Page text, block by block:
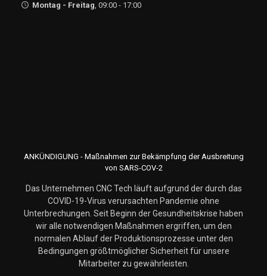
Montag - Freitag, 09:00 - 17:00
ANKÜNDIGUNG - Maßnahmen zur Bekämpfung der Ausbreitung
von SARS-COV-2
Das Unternehmen CNC Tech läuft aufgrund der durch das
COVID-19-Virus verursachten Pandemie ohne
Unterbrechungen. Seit Beginn der Gesundheitskrise haben
wir alle notwendigen Maßnahmen ergriffen, um den
normalen Ablauf der Produktionsprozesse unter den
Bedingungen größtmöglicher Sicherheit für unsere
Mitarbeiter zu gewährleisten.